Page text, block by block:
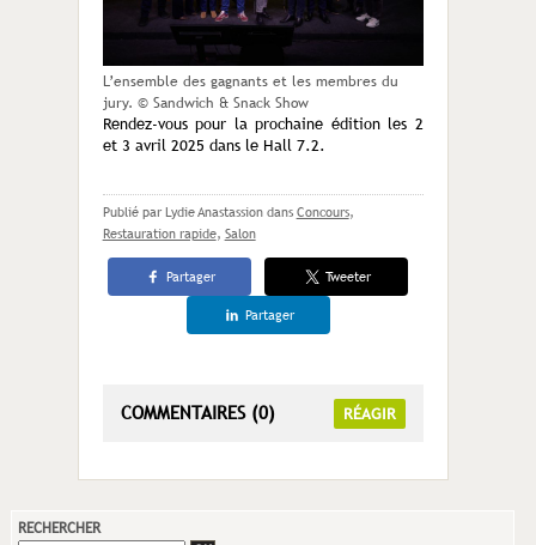
L’ensemble des gagnants et les membres du
jury. © Sandwich & Snack Show
Rendez-vous pour la prochaine édition les 2
et 3 avril 2025 dans le Hall 7.2.
Publié par Lydie Anastassion dans Concours,
Restauration rapide, Salon
Partager Tweeter
Partager
COMMENTAIRES (0) RÉAGIR
RECHERCHER